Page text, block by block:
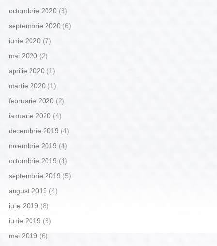
octombrie 2020(3)
septembrie 2020(6)
iunie 2020(7)
mai 2020(2)
aprilie 2020(1)
martie 2020(1)
februarie 2020(2)
ianuarie 2020(4)
decembrie 2019 (4)
noiembrie 2019 (4)
octombrie 2019 (4)
septembrie 2019 (5)
august 2019 (4)
iulie 2019 (8)
iunie 2019 (3)
mai 2019 (6)